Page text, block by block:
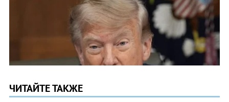
ЧИТАЙТЕ ТАКЖЕ